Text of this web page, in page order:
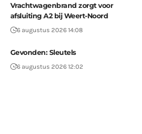
Vrachtwagenbrand zorgt voor
afsluiting A2 bij Weert-Noord
6 augustus 2026 14:08
Gevonden: Sleutels
6 augustus 2026 12:02